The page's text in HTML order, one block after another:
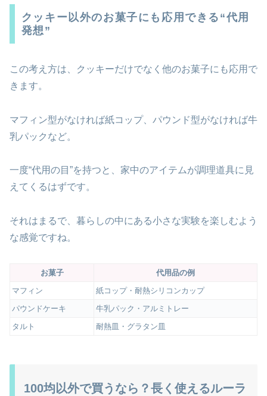
クッキー以外のお菓子にも応用できる“代用
発想”
この考え方は、クッキーだけでなく他のお菓子にも応用で
きます。
マフィン型がなければ紙コップ、パウンド型がなければ牛
乳パックなど。
一度“代用の目”を持つと、家中のアイテムが調理道具に見
えてくるはずです。
それはまるで、暮らしの中にある小さな実験を楽しむよう
な感覚ですね。
お菓子
代用品の例
マフィン
紙コップ・耐熱シリコンカップ
パウンドケーキ
牛乳パック・アルミトレー
タルト
耐熱皿・グラタン皿
100均以外で買うなら？長く使えるルーラ